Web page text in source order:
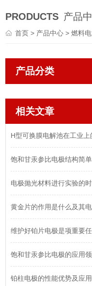
PRODUCTS 产品
首页> 产品中心>燃料
产品分类
相关文章
H型可换膜电解池在工业
饱和甘汞参比电极结构简
电极抛光材料进行实验的
黄金片的作用是什么及其
维护好铂片电极是项重要
饱和甘汞参比电极的应用
铂柱电极的性能优势及应